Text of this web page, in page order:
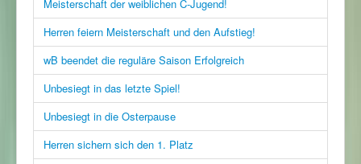
Meisterschaft der weiblichen C-Jugend!
Herren feiern Meisterschaft und den Aufstieg!
wB beendet die reguläre Saison Erfolgreich
Unbesiegt in das letzte Spiel!
Unbesiegt in die Osterpause
Herren sichern sich den 1. Platz